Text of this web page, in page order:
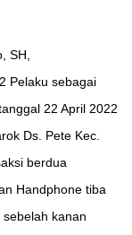
SH,
Pelaku sebagai
22 April 2022
Ds. Pete Kec.
berdua
Handphone tiba
kanan